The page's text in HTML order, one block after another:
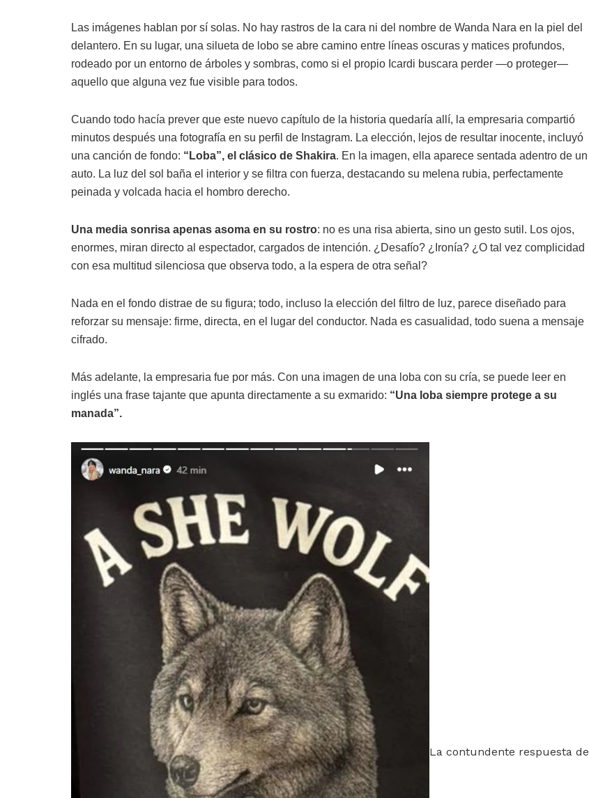
Las imágenes hablan por sí solas. No hay rastros de la cara ni del nombre de Wanda Nara en la piel del
delantero. En su lugar, una silueta de lobo se abre camino entre líneas oscuras y matices profundos,
rodeado por un entorno de árboles y sombras, como si el propio Icardi buscara perder —o proteger—
aquello que alguna vez fue visible para todos.
Cuando todo hacía prever que este nuevo capítulo de la historia quedaría allí, la empresaria compartió
minutos después una fotografía en su perfil de Instagram. La elección, lejos de resultar inocente, incluyó
una canción de fondo: “Loba”, el clásico de Shakira. En la imagen, ella aparece sentada adentro de un
auto. La luz del sol baña el interior y se filtra con fuerza, destacando su melena rubia, perfectamente
peinada y volcada hacia el hombro derecho.
Una media sonrisa apenas asoma en su rostro: no es una risa abierta, sino un gesto sutil. Los ojos,
enormes, miran directo al espectador, cargados de intención. ¿Desafío? ¿Ironía? ¿O tal vez complicidad
con esa multitud silenciosa que observa todo, a la espera de otra señal?
Nada en el fondo distrae de su figura; todo, incluso la elección del filtro de luz, parece diseñado para
reforzar su mensaje: firme, directa, en el lugar del conductor. Nada es casualidad, todo suena a mensaje
cifrado.
Más adelante, la empresaria fue por más. Con una imagen de una loba con su cría, se puede leer en
inglés una frase tajante que apunta directamente a su exmarido: “Una loba siempre protege a su
manada”.
La contundente respuesta de